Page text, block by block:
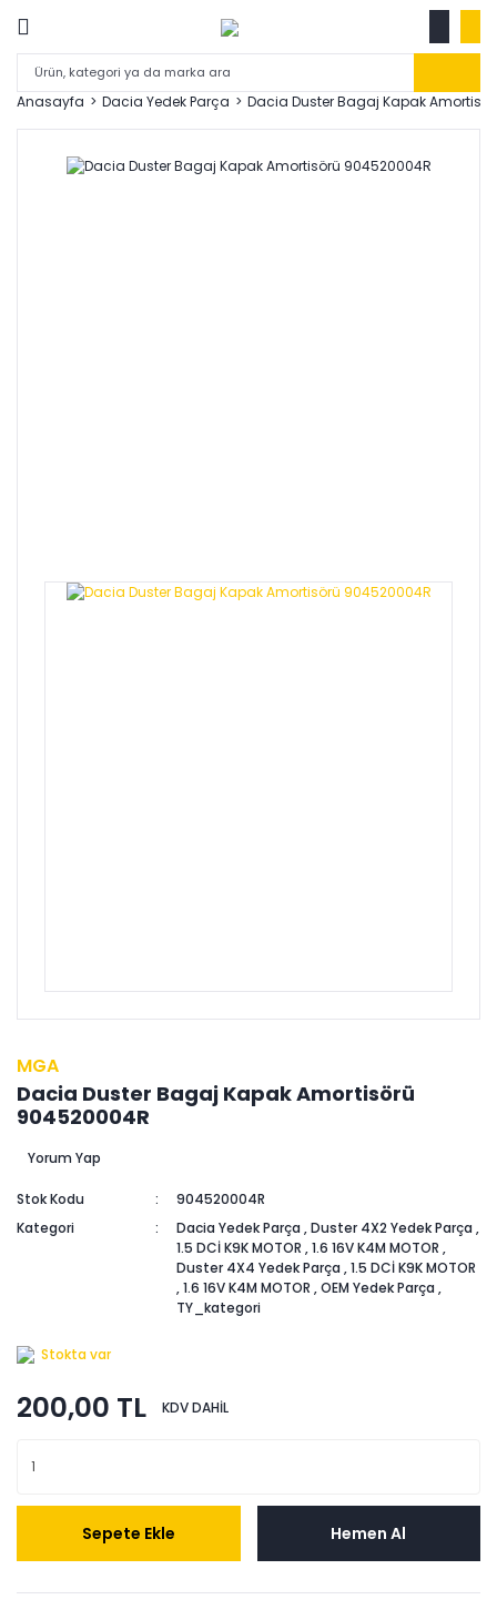
Anasayfa Dacia Yedek Parça Dacia Duster Bagaj Kapak
MGA
Dacia Duster Bagaj Kapak Amortisörü
904520004R
Yorum Yap
Stok Kodu
904520004R
Kategori
Dacia Yedek Parça ,Duster 4X2 Yedek Parça ,
1.5 DCİ K9K MOTOR ,1.6 16V K4M MOTOR ,
Duster 4X4 Yedek Parça ,1.5 DCİ K9K MOTOR
,1.6 16V K4M MOTOR ,OEM Yedek Parça ,
TY_kategori
Stokta var
200,00 TL KDV DAHİL
Sepete Ekle Hemen Al